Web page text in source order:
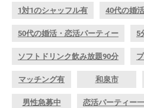
1対1のシャッフル有 40代の婚
50代の婚活・恋活パーティー 5
ソフトドリンク飲み放題90分
マッチング有 和泉市
男性急募中 恋活パーティー